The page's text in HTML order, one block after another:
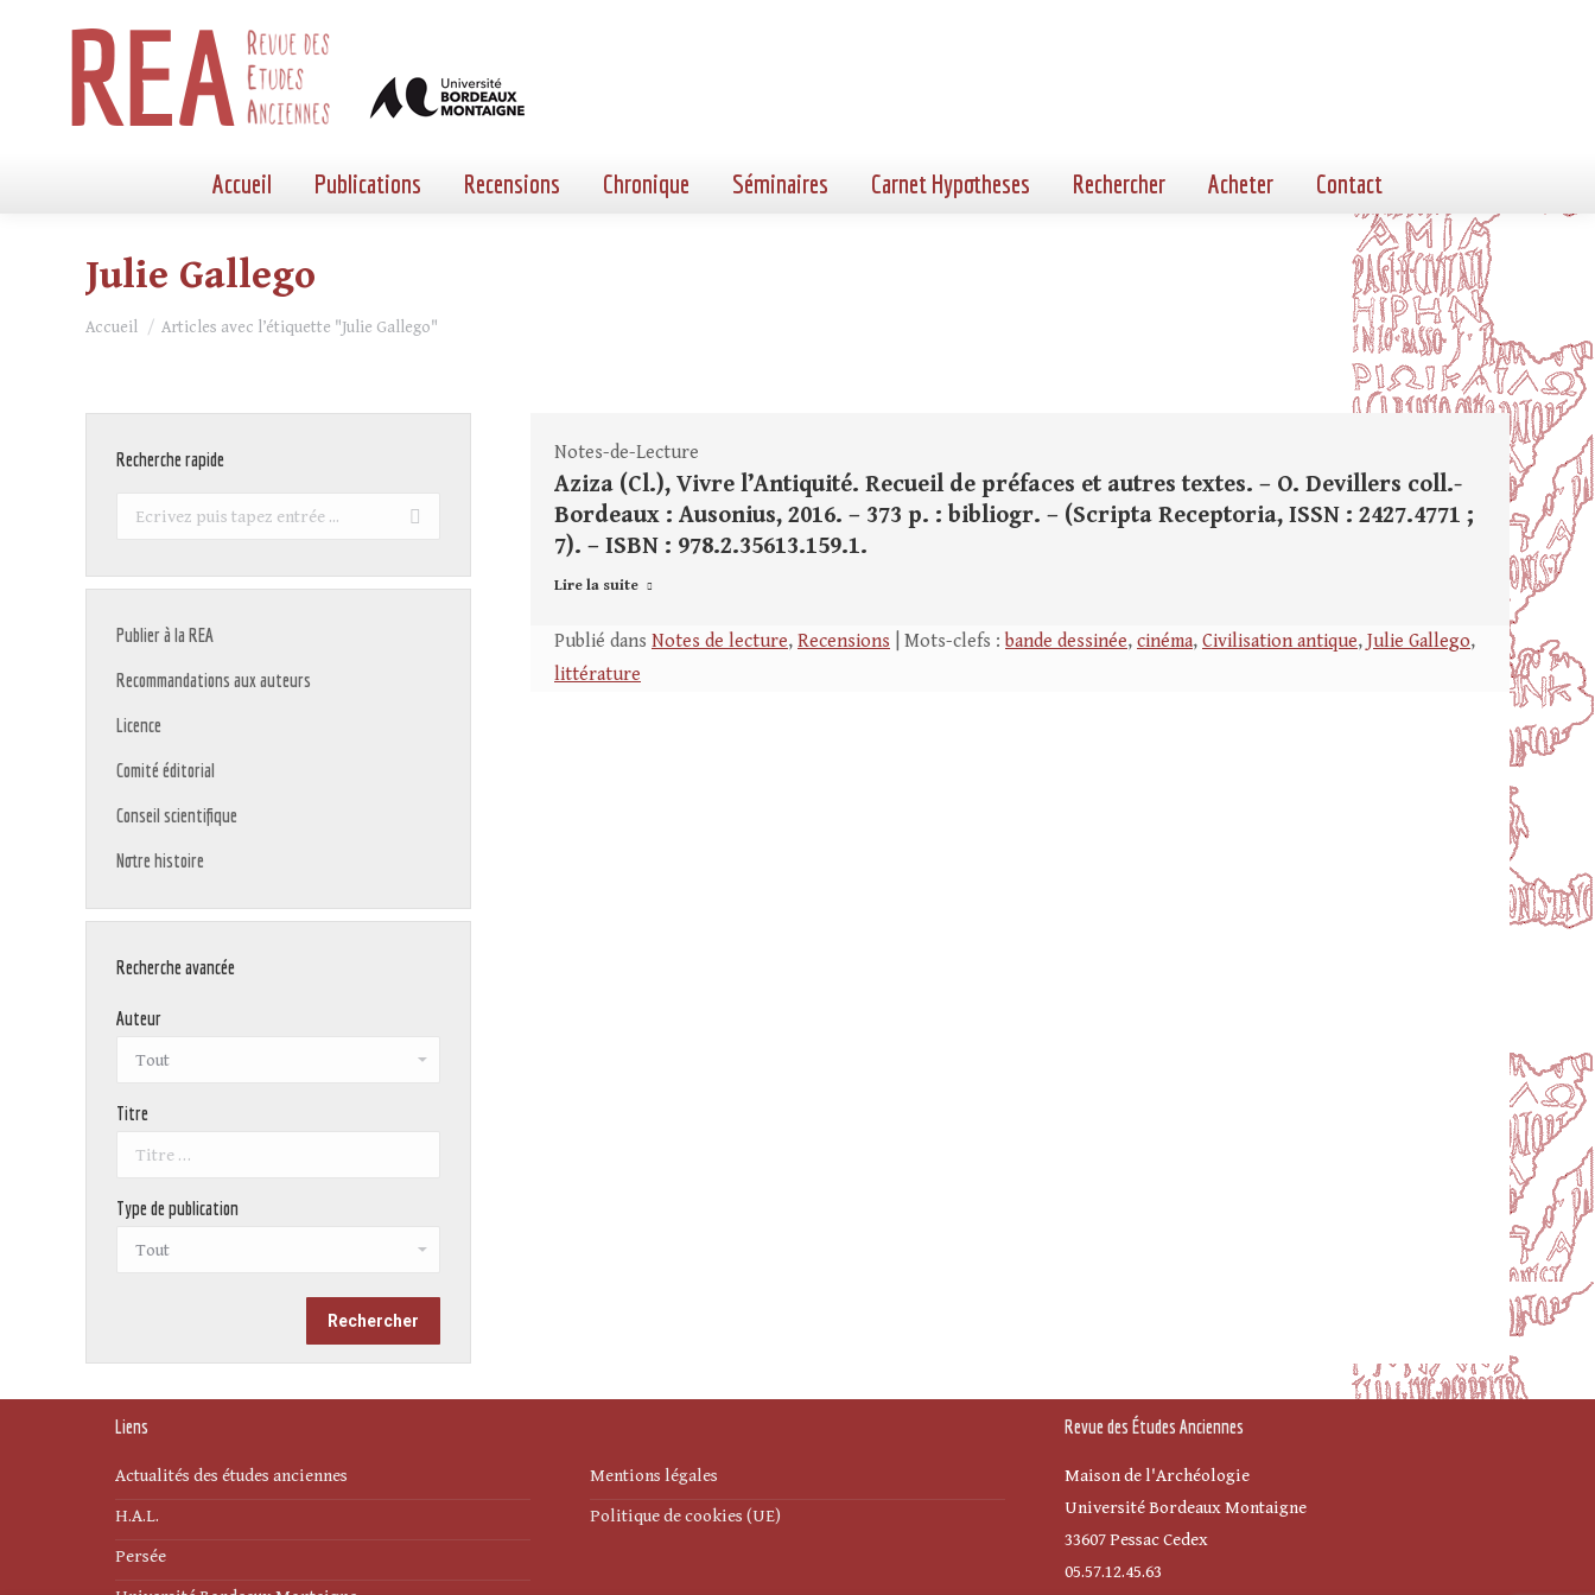
Accueil Publications Recensions Chronique Séminaires Carnet Hypotheses Rechercher Acheter Contact
Julie Gallego
Vous êtes ici :
Accueil Articles avec l’étiquette "Julie Gallego"
Notes-de-Lecture
Aziza (Cl.), Vivre l’Antiquité. Recueil de préfaces et autres textes. – O. Devillers coll.-
Bordeaux : Ausonius, 2016. – 373 p. : bibliogr. – (Scripta Receptoria, ISSN : 2427.4771 ;
7). – ISBN : 978.2.35613.159.1.
Lire la suite
Publié dans Notes de lecture, Recensions | Mots-clefs : bande dessinée, cinéma, Civilisation antique, Julie Gallego,
littérature
Recherche rapide
Recherche
Publier à la REA
Recommandations aux auteurs
Licence
Comité éditorial
Conseil scientifique
Notre histoire
Recherche avancée
Auteur
Titre
Type de publication
Liens
Actualités des études anciennes
H.A.L.
Persée
Mentions légales
Politique de cookies (UE)
Revue des Études Anciennes
Maison de l'Archéologie
Université Bordeaux Montaigne
33607 Pessac Cedex
05.57.12.45.63